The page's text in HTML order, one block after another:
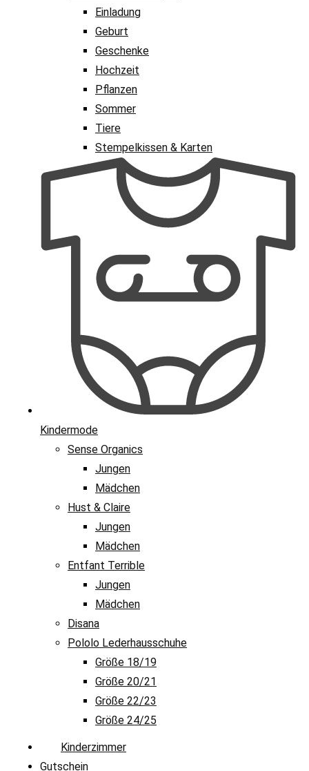
Einladung
Geburt
Geschenke
Hochzeit
Pflanzen
Sommer
Tiere
Stempelkissen & Karten
Kindermode
Sense Organics
Jungen
Mädchen
Hust & Claire
Jungen
Mädchen
Entfant Terrible
Jungen
Mädchen
Disana
Pololo Lederhausschuhe
Größe 18/19
Größe 20/21
Größe 22/23
Größe 24/25
Kinderzimmer
Gutschein